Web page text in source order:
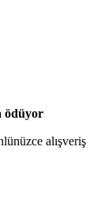
ödüyor
alışveriş